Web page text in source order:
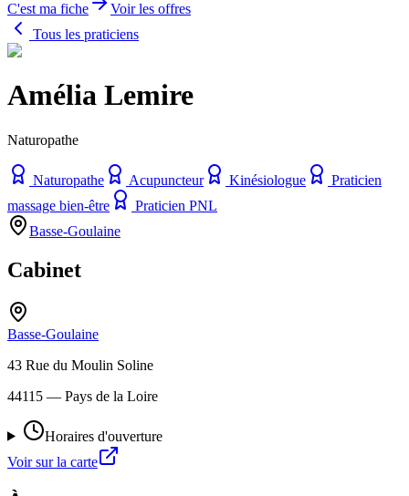
C'est ma fiche
Voir les offres
Tous les praticiens
Amélia Lemire
Naturopathe
Naturopathe Acupuncteur Kinésiologue
Praticien
massage bien-être
Praticien PNL
Basse-Goulaine
Cabinet
Basse-Goulaine
43 Rue du Moulin Soline
44115 — Pays de la Loire
Horaires d'ouverture
Voir sur la carte